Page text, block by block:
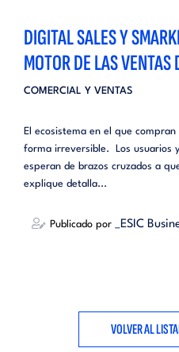
DIGITAL SALES Y
MOTOR DE LAS VENTAS
COMERCIAL Y VENTAS
El ecosistema en el que
forma irreversible. Los usuarios
esperan de brazos cruzados a
explique detalla...
Publicado por _ESIC
VOLVER AL